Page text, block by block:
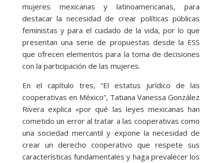
mujeres mexicanas y latinoamericanas, para
destacar la necesidad de crear políticas públicas
feministas y para el cuidado de la vida, por lo que
presentan una serie de propuestas desde la ESS
que ofrecen elementos para la toma de decisiones
con la participación de las mujeres.
En el capítulo tres, “El estatus jurídico de las
cooperativas en México”, Tatiana Vanessa González
Rivera explica «por qué las leyes mexicanas han
cometido un error al tratar a las cooperativas como
una sociedad mercantil y expone la necesidad de
crear un derecho cooperativo que respete sus
características fundamentales y haga prevalecer los